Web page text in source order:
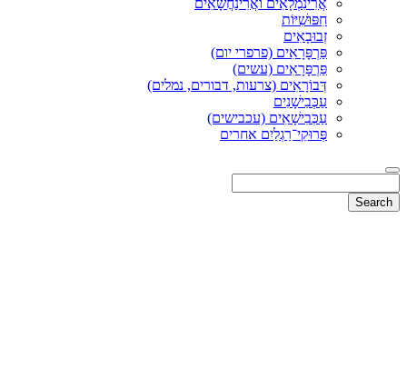
אֲרִינִמְלָאִים ואֲרִינַחֲשָׁאִים
חִפּוּשִׁיּוֹת
זְבוּבָאִים
פַּרְפָּרָאִים (פרפרי יום)
פַּרְפָּרָאִים (עשים)
דְּבוֹרָאִים (צרעות, דבורים, נמלים)
עַכְּבִישָׁנִים
עַכְּבִישָׁאִים (עכבישים)
פְּרוּקֵי־רַגְלַיִם אחרים